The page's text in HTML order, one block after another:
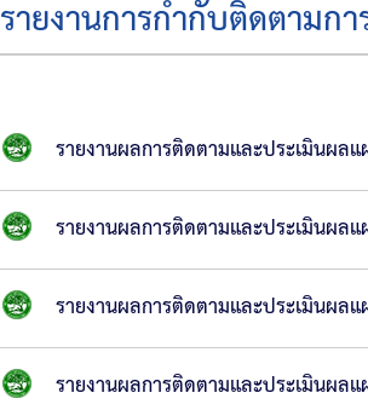
รายงานการกำกับติดตามก
รายงานผลการติดตามและประเมินผ
รายงานผลการติดตามและประเมินผ
รายงานผลการติดตามและประเมินผ
รายงานผลการติดตามและประเมินผ